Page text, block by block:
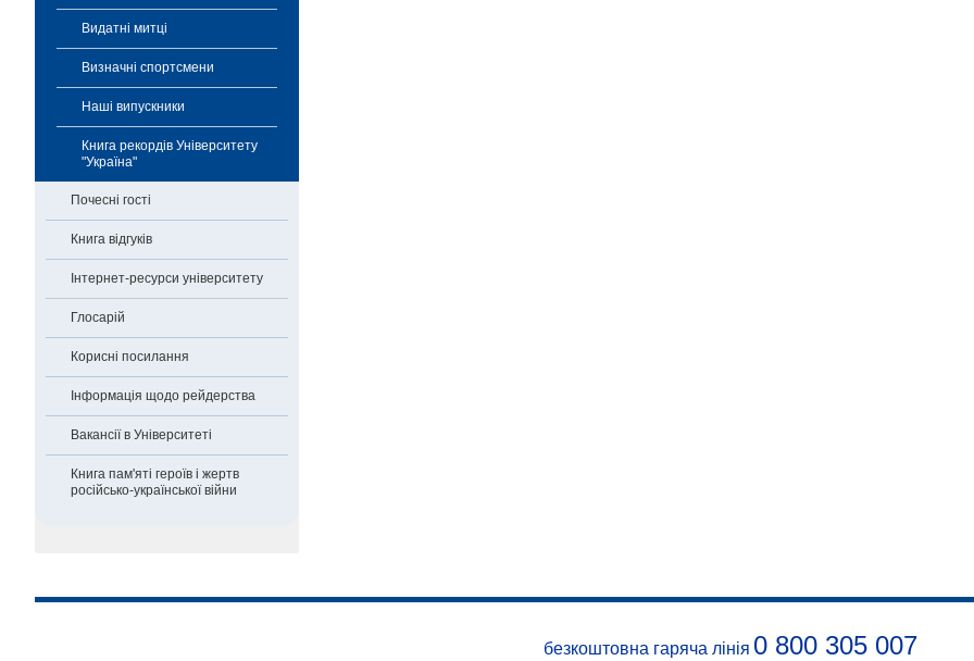
Видатні митці
Визначні спортсмени
Наші випускники
Книга рекордів Університету
"Україна"
Почесні гості
Книга відгуків
Інтернет-ресурси університету
Глосарій
Корисні посилання
Інформація щодо рейдерства
Вакансії в Університеті
Книга пам'яті героїв і жертв
російсько-української війни
безкоштовна гаряча лінія 0 800 305 007